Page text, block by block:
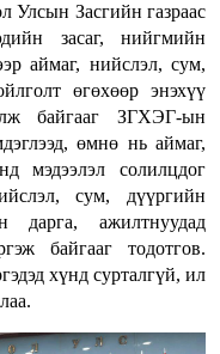
Улсын Засгийн газраас
засаг, нийгмийн
аймаг, нийслэл, сум,
өгөхөөр энэхүү
байгааг ЗГХЭГ-ын
өмнө нь аймаг,
мэдээлэл солилцдог
сум, дүүргийн
дарга, ажилтнуудад
байгааг тодотгов.
хүнд сурталгүй, ил